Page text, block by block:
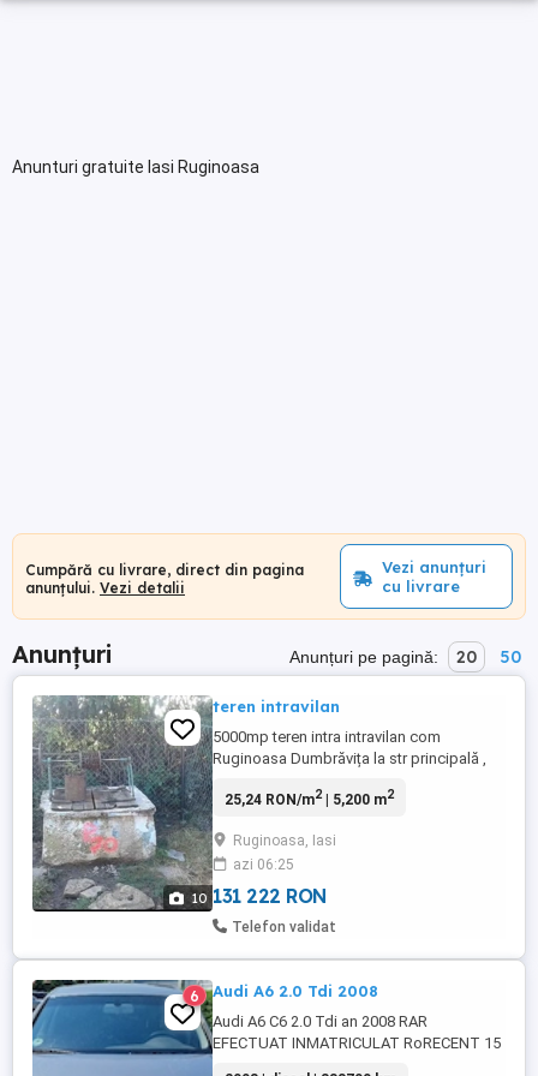
Anunturi gratuite Iasi Ruginoasa
Cumpără cu livrare, direct din pagina
anunțului. Vezi detalii
Vezi anunțuri
cu livrare
Anunțuri Anunțuri pe pagină: 20 50
10
teren intravilan
5000mp teren intra intravilan com
Ruginoasa Dumbrăvița la str principală ,
25,24 RON/m2| 5,200 m2
Ruginoasa, Iasi
azi 06:25
131 222 RON
Telefon validat
6 Audi A6 2.0 Tdi 2008
Audi A6 C6 2.0 Tdi an 2008 RAR
EFECTUAT INMATRICULAT RoRECENT 15